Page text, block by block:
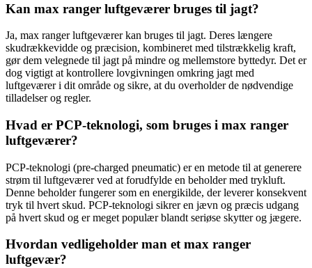
Kan max ranger luftgeværer bruges til jagt?
Ja, max ranger luftgeværer kan bruges til jagt. Deres længere
skudrækkevidde og præcision, kombineret med tilstrækkelig kraft,
gør dem velegnede til jagt på mindre og mellemstore byttedyr. Det er
dog vigtigt at kontrollere lovgivningen omkring jagt med
luftgeværer i dit område og sikre, at du overholder de nødvendige
tilladelser og regler.
Hvad er PCP-teknologi, som bruges i max ranger
luftgeværer?
PCP-teknologi (pre-charged pneumatic) er en metode til at generere
strøm til luftgeværer ved at forudfylde en beholder med trykluft.
Denne beholder fungerer som en energikilde, der leverer konsekvent
tryk til hvert skud. PCP-teknologi sikrer en jævn og præcis udgang
på hvert skud og er meget populær blandt seriøse skytter og jægere.
Hvordan vedligeholder man et max ranger
luftgevær?